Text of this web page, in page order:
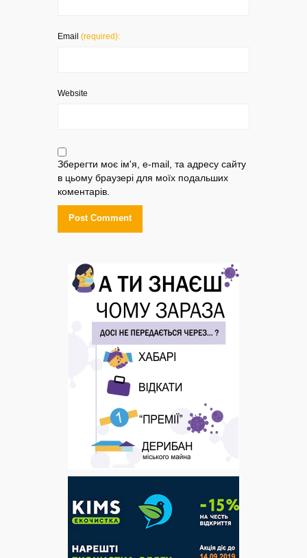
Email (required):
Website
Зберегти моє ім'я, e-mail, та адресу сайту
в цьому браузері для моїх подальших
коментарів.